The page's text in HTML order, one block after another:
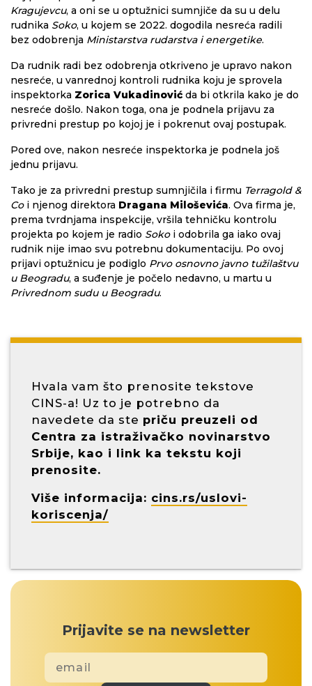
Kragujevcu, a oni se u optužnici sumnjiče da su u delu
rudnika Soko, u kojem se 2022. dogodila nesreća radili
bez odobrenja Ministarstva rudarstva i energetike.
Da rudnik radi bez odobrenja otkriveno je upravo nakon
nesreće, u vanrednoj kontroli rudnika koju je sprovela
inspektorka Zorica Vukadinović da bi otkrila kako je do
nesreće došlo. Nakon toga, ona je podnela prijavu za
privredni prestup po kojoj je i pokrenut ovaj postupak.
Pored ove, nakon nesreće inspektorka je podnela još
jednu prijavu.
Tako je za privredni prestup sumnjičila i firmu Terragold &
Coi njenog direktora Dragana Miloševića. Ova firma je,
prema tvrdnjama inspekcije, vršila tehničku kontrolu
projekta po kojem je radio Sokoi odobrila ga iako ovaj
rudnik nije imao svu potrebnu dokumentaciju. Po ovoj
prijavi optužnicu je podiglo Prvo osnovno javno tužilaštvu
u Beogradu, a suđenje je počelo nedavno, u martu u
Privrednom sudu u Beogradu.
Hvala vam što prenosite tekstove
CINS-a! Uz to je potrebno da
navedete da ste priču preuzeli od
Centra za istraživačko novinarstvo
Srbije, kao i link ka tekstu koji
prenosite.
Više informacija: cins.rs/uslovi-
koriscenja/
Prijavite se na newsletter